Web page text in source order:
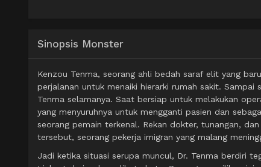
Sinopsis Monster
Kenzou Tenma, seorang ahli bedah saraf elit yang
perjalanan untuk menaiki hierarki rumah sakit.
Tenma selamanya. Saat bersiap untuk melakukan
yang menyuruhnya untuk mengganti pasien dan
seorang pemain terkenal. Rekan dokter, tunangan,
tersebut, seorang pekerja imigran yang malang
Jadi ketika situasi serupa muncul, Dr. Tenma berdiri